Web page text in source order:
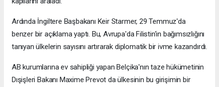
Ardında İngiltere Başbakanı Keir Starmer, 29 Temmuz'da
benzer bir açıklama yaptı. Bu, Avrupa'da Filistin'in bağımsızlığını
tanıyan ülkelerin sayısını artırarak diplomatik bir ivme kazandırdı.
AB kurumlarına ev sahipliği yapan Belçika'nın taze hükümetinin
Dışişleri Bakanı Maxime Prevot da ülkesinin bu girişimin bir